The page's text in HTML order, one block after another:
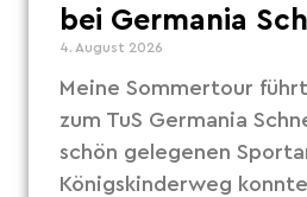
bei Germania
4. August 2026
Meine Sommertour
zum TuS Germania
schön gelegenen
Königskinderweg